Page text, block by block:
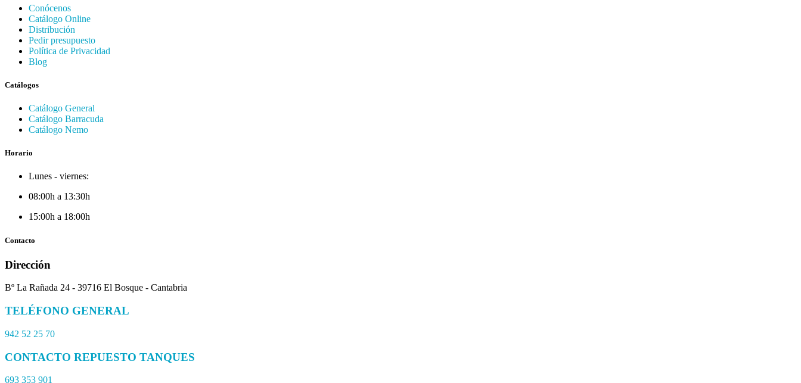
Conócenos
Catálogo Online
Distribución
Pedir presupuesto
Política de Privacidad
Blog
Catálogos
Catálogo General
Catálogo Barracuda
Catálogo Nemo
Horario
Lunes - viernes:
08:00h a 13:30h
15:00h a 18:00h
Contacto
Dirección
Bº La Rañada 24 - 39716 El Bosque - Cantabria
TELÉFONO GENERAL
942 52 25 70
CONTACTO REPUESTO TANQUES
693 353 901​